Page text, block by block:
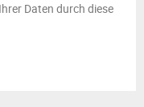
Daten durch diese